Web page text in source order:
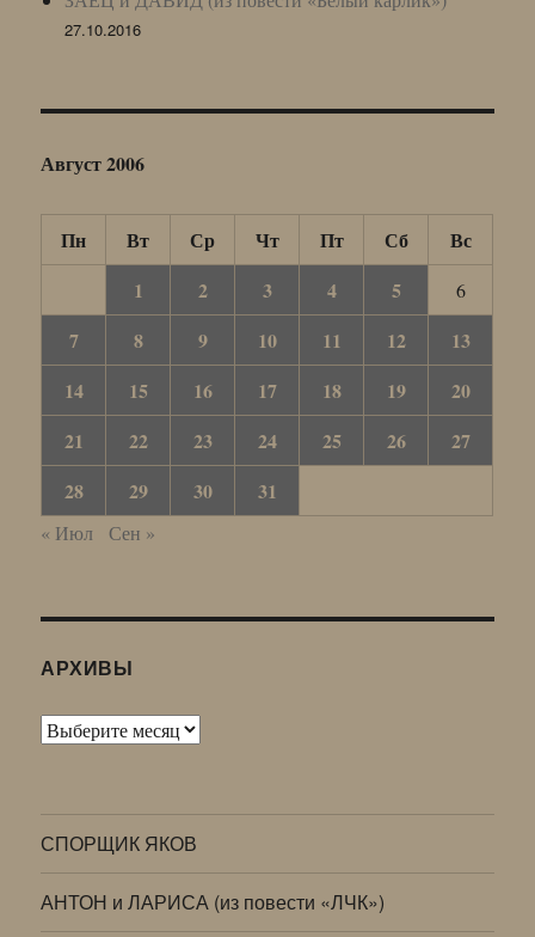
27.10.2016
Август 2006
Пн Вт Ср Чт Пт Сб
Вс
1
2 3 4 5 6
7 8 9 10 11 12
13
14
15 16 17 18 19
20
21
22 23 24 25 26
27
28
29 30 31
« Июл Сен »
АРХИВЫ
Архивы
СПОРЩИК ЯКОВ
АНТОН и ЛАРИСА (из повести «ЛЧК»)